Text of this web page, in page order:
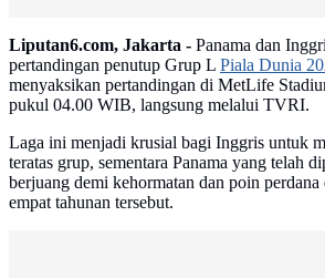
Liputan6.com, Jakarta - Panama dan
pertandingan penutup Grup L Piala Dunia
menyaksikan pertandingan di MetLife
pukul 04.00 WIB, langsung melalui TVRI.
Laga ini menjadi krusial bagi Inggris untuk
teratas grup, sementara Panama yang telah
berjuang demi kehormatan dan poin
empat tahunan tersebut.